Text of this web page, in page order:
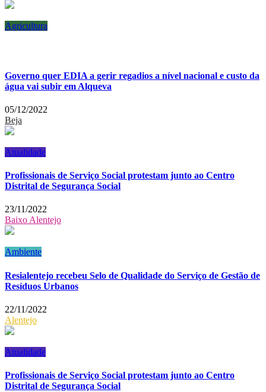
Agricultura
Governo quer EDIA a gerir regadios a nível nacional e custo da
água vai subir em Alqueva
05/12/2022
Beja
Atualidade
Profissionais de Serviço Social protestam junto ao Centro
Distrital de Segurança Social
23/11/2022
Baixo Alentejo
Ambiente
Resialentejo recebeu Selo de Qualidade do Serviço de Gestão de
Resíduos Urbanos
22/11/2022
Alentejo
Atualidade
Profissionais de Serviço Social protestam junto ao Centro
Distrital de Segurança Social